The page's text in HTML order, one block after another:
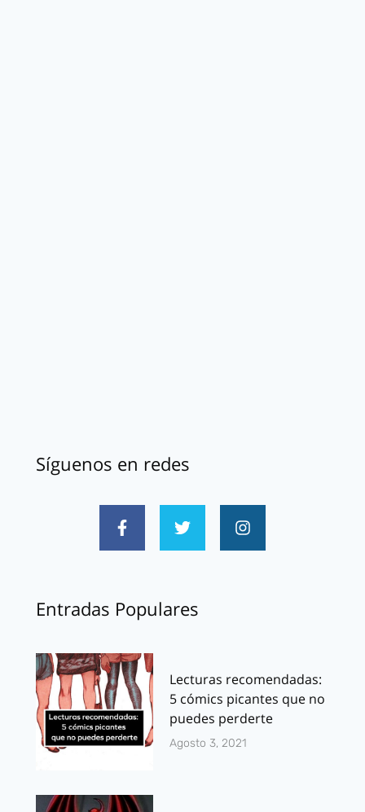
Síguenos en redes
Entradas Populares
Lecturas recomendadas:
5 cómics picantes que no
puedes perderte
Agosto 3, 2021